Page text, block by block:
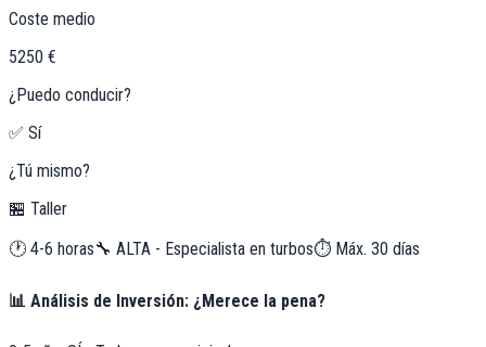
Coste medio
5250 €
¿Puedo conducir?
✅ Sí
¿Tú mismo?
🏪 Taller
🕐 4-6 horas🔧 ALTA - Especialista en turbos⏱️ Máx. 30 días
📊 Análisis de Inversión: ¿Merece la pena?